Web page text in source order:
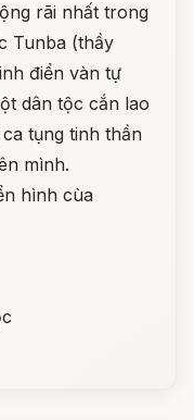
rãi nhất trong
Tunba (thầy
điển vàn tự
dân tộc cắn lao
tụng tinh thần
mình.
hình cùa